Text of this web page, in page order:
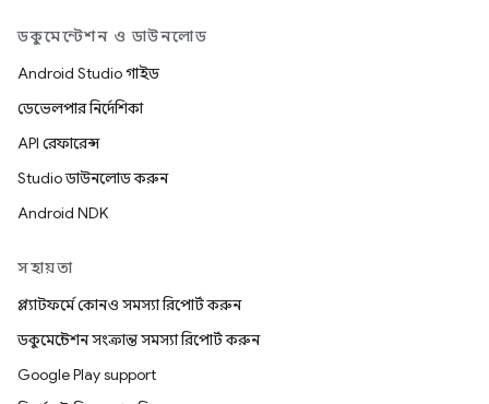
ডকুমেন্টেশন ও ডাউনলোড
Android Studio গাইড
ডেভেলপার নির্দেশিকা
API রেফারেন্স
Studio ডাউনলোড করুন
Android NDK
সহায়তা
প্ল্যাটফর্মে কোনও সমস্যা রিপোর্ট করুন
ডকুমেন্টেশন সংক্রান্ত সমস্যা রিপোর্ট করুন
Google Play support